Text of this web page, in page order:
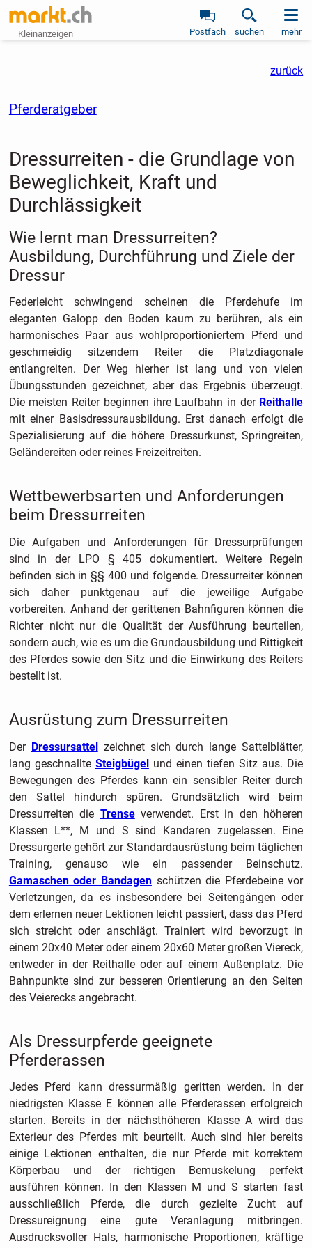
Kleinanzeigen Postfach suchen mehr
zurück
Pferderatgeber
Dressurreiten - die Grundlage von
Beweglichkeit, Kraft und
Durchlässigkeit
Wie lernt man Dressurreiten?
Ausbildung, Durchführung und Ziele der
Dressur
Federleicht schwingend scheinen die Pferdehufe im
eleganten Galopp den Boden kaum zu berühren, als ein
harmonisches Paar aus wohlproportioniertem Pferd und
geschmeidig sitzendem Reiter die Platzdiagonale
entlangreiten. Der Weg hierher ist lang und von vielen
Übungsstunden gezeichnet, aber das Ergebnis überzeugt.
Die meisten Reiter beginnen ihre Laufbahn in der Reithalle
mit einer Basisdressurausbildung. Erst danach erfolgt die
Spezialisierung auf die höhere Dressurkunst, Springreiten,
Geländereiten oder reines Freizeitreiten.
Wettbewerbsarten und Anforderungen
beim Dressurreiten
Die Aufgaben und Anforderungen für Dressurprüfungen
sind in der LPO § 405 dokumentiert. Weitere Regeln
befinden sich in §§ 400 und folgende. Dressurreiter können
sich daher punktgenau auf die jeweilige Aufgabe
vorbereiten. Anhand der gerittenen Bahnfiguren können die
Richter nicht nur die Qualität der Ausführung beurteilen,
sondern auch, wie es um die Grundausbildung und Rittigkeit
des Pferdes sowie den Sitz und die Einwirkung des Reiters
bestellt ist.
Ausrüstung zum Dressurreiten
Der Dressursattelzeichnet sich durch lange Sattelblätter,
lang geschnallte Steigbügelund einen tiefen Sitz aus. Die
Bewegungen des Pferdes kann ein sensibler Reiter durch
den Sattel hindurch spüren. Grundsätzlich wird beim
Dressurreiten die Trenseverwendet. Erst in den höheren
Klassen L**, M und S sind Kandaren zugelassen. Eine
Dressurgerte gehört zur Standardausrüstung beim täglichen
Training, genauso wie ein passender Beinschutz.
Gamaschen oder Bandagenschützen die Pferdebeine vor
Verletzungen, da es insbesondere bei Seitengängen oder
dem erlernen neuer Lektionen leicht passiert, dass das Pferd
sich streicht oder anschlägt. Trainiert wird bevorzugt in
einem 20x40 Meter oder einem 20x60 Meter großen Viereck,
entweder in der Reithalle oder auf einem Außenplatz. Die
Bahnpunkte sind zur besseren Orientierung an den Seiten
des Veierecks angebracht.
Als Dressurpferde geeignete
Pferderassen
Jedes Pferd kann dressurmäßig geritten werden. In der
niedrigsten Klasse E können alle Pferderassen erfolgreich
starten. Bereits in der nächsthöheren Klasse A wird das
Exterieur des Pferdes mit beurteilt. Auch sind hier bereits
einige Lektionen enthalten, die nur Pferde mit korrektem
Körperbau und der richtigen Bemuskelung perfekt
ausführen können. In den Klassen M und S starten fast
ausschließlich Pferde, die durch gezielte Zucht auf
Dressureignung eine gute Veranlagung mitbringen.
Ausdrucksvoller Hals, harmonische Proportionen, kräftige